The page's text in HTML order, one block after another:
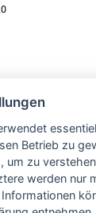
Betrieb zu
um zu
werden nur